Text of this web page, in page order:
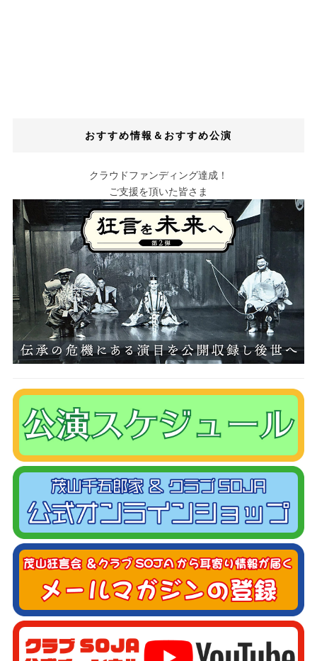
おすすめ情報＆おすすめ公演
クラウドファンディング達成！
ご支援を頂いた皆さま